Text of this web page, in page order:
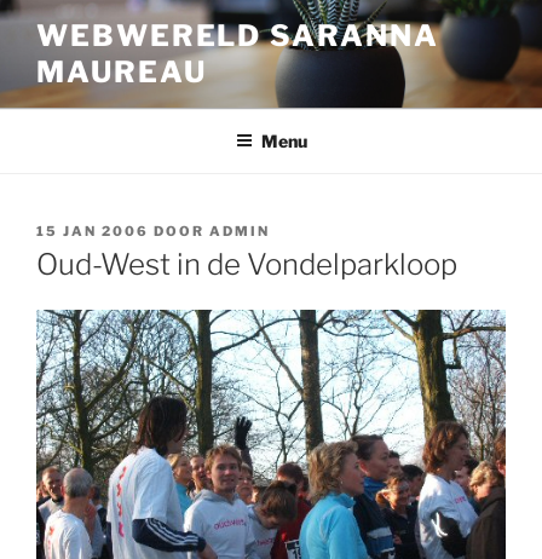
Ga
inhoud
WEBWERELD SARANNA
MAUREAU
Menu
GEPLAATST
OP
15 JAN 2006 DOOR ADMIN
Oud-West in de Vondelparkloop